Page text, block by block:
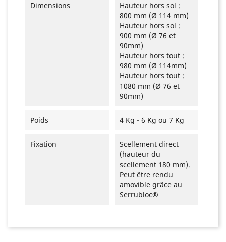
Dimensions
Hauteur hors sol :
800 mm (Ø 114 mm)
Hauteur hors sol :
900 mm (Ø 76 et
90mm)
Hauteur hors tout :
980 mm (Ø 114mm)
Hauteur hors tout :
1080 mm (Ø 76 et
90mm)
Poids 4 Kg - 6 Kg ou 7 Kg
Fixation
Scellement direct
(hauteur du
scellement 180 mm).
Peut être rendu
amovible grâce au
Serrubloc®